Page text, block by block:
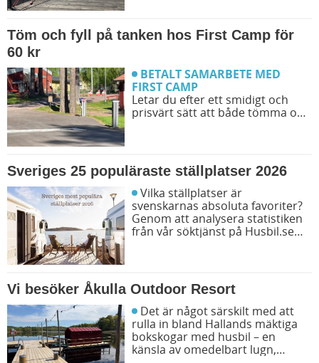
ställplatser och husbilsplatser så
att du kan bestämma din resrutt.
Töm och fyll på tanken hos First Camp för
60 kr
BETALT SAMARBETE MED
FIRST CAMP
Letar du efter ett smidigt och
prisvärt sätt att både tömma och
av de närmare 50 First Camp
destinationerna i Sverige. Kanske
kommer du även upptäcka en ny
favoritcamping.
Sveriges 25 populäraste ställplatser 2026
Vilka ställplatser är
svenskarnas absoluta favoriter?
Genom att analysera statistiken
från vår söktjänst på Husbil.se
är topplistan över Sveriges 25
mest eftersökta ställplatser för
husbil.
Vi besöker Åkulla Outdoor Resort
rulla in bland Hallands mäktiga
bokskogar med husbil – en
känsla av omedelbart lugn,